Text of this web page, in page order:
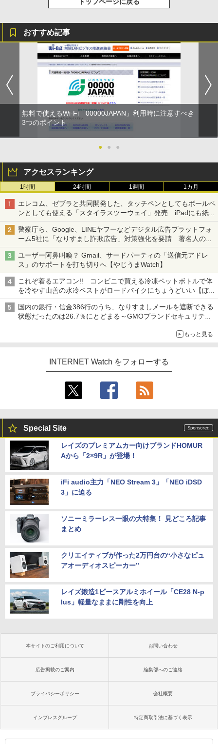
トップページに戻る
おすすめ記事
無料で使えるWi-Fi「00000JAPAN」利用時に注意すべき
3つのポイント
● ● ●
アクセスランキング
1時間 24時間 1週間 1カ月
エレコム、ゼブラと共同開発した、タッチペンとしてもボールペ
ンとしても使える「スタイラスツーウェイ」発売 iPadにも紙に
も、持ち替えずに書き込める
警察庁ら、Google、LINEヤフーなどデジタル広告プラットフォ
ーム5社に「なりすまし詐欺広告」対策強化を要請 著名人の写
真や映像を使った投資詐欺などへの対策として
ユーザー阿鼻叫喚？ Gmail、サードパーティの「送信元アドレ
ス」のサポートを打ち切りへ【やじうまWatch】
これぞ着るエアコン!! コンビニで買える冷凍ペットボトルで体
を冷やす山善の水冷ベストがロードバイクにちょうどいい【ぼっ
ち・ざ・ろーど！その14】【空いた時間でなにしてる？】
国内の銀行・信金386行のうち、なりすましメールを遮断できる
状態だったのは26.7％にとどまる～GMOブランドセキュリティ
もっと見る
INTERNET Watch をフォローする
Special Site
レイズのプレミアムカー向けブランドHOMUR
Aから「2×9R」が登場！
iFi audio主力「NEO Stream 3」「NEO iDSD
3」に迫る
ソニーミラーレス一眼の大特集！ 見どころ記事
まとめ
クリエイティブが作った2万円台の“小さなピュ
アオーディオスピーカー”
レイズ鍛造1ピースアルミホイール「CE28 N-p
lus」軽量なままに剛性を向上
本サイトのご利用について お問い合わせ
広告掲載のご案内 編集部へのご連絡
プライバシーポリシー 会社概要
インプレスグループ 特定商取引法に基づく表示